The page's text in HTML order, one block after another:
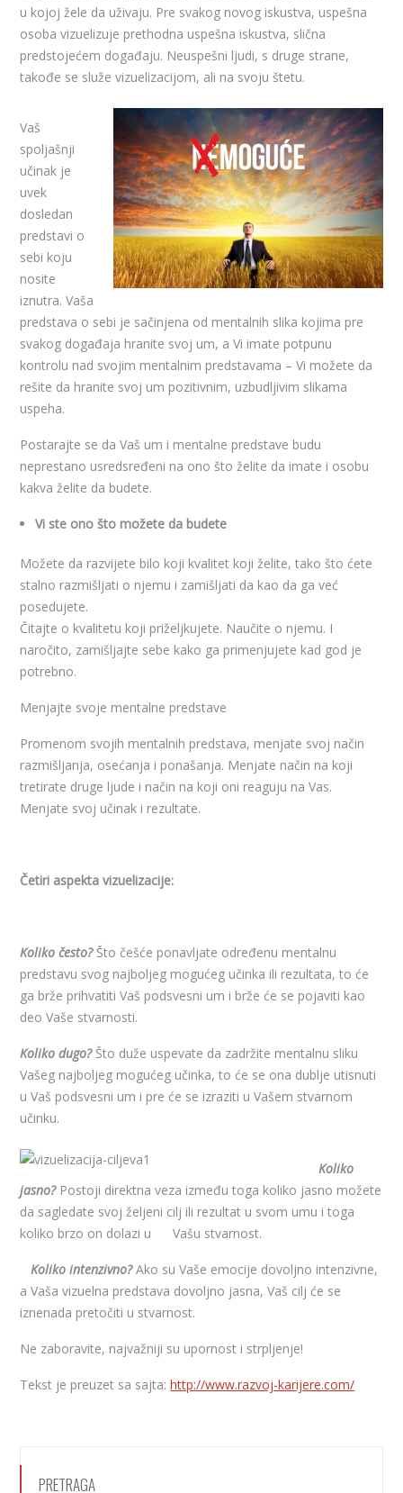
u kojoj žele da uživaju. Pre svakog novog iskustva, uspešna
osoba vizuelizuje prethodna uspešna iskustva, slična
predstojećem događaju. Neuspešni ljudi, s druge strane,
takođe se služe vizuelizacijom, ali na svoju štetu.
Vaš
spoljašnji
učinak je
uvek
dosledan
predstavi o
sebi koju
nosite
iznutra. Vaša
predstava o sebi je sačinjena od mentalnih slika kojima pre
svakog događaja hranite svoj um, a Vi imate potpunu
kontrolu nad svojim mentalnim predstavama – Vi možete da
rešite da hranite svoj um pozitivnim, uzbudljivim slikama
uspeha.
Postarajte se da Vaš um i mentalne predstave budu
neprestano usredsređeni na ono što želite da imate i osobu
kakva želite da budete.
Vi ste ono što možete da budete
Možete da razvijete bilo koji kvalitet koji želite, tako što ćete
stalno razmišljati o njemu i zamišljati da kao da ga već
posedujete.
Čitajte o kvalitetu koji priželjkujete. Naučite o njemu. I
naročito, zamišljajte sebe kako ga primenjujete kad god je
potrebno.
Menjajte svoje mentalne predstave
Promenom svojih mentalnih predstava, menjate svoj način
razmišljanja, osećanja i ponašanja. Menjate način na koji
tretirate druge ljude i način na koji oni reaguju na Vas.
Menjate svoj učinak i rezultate.
Četiri aspekta vizuelizacije:
Koliko često?Što češće ponavljate određenu mentalnu
predstavu svog najboljeg mogućeg učinka ili rezultata, to će
ga brže prihvatiti Vaš podsvesni um i brže će se pojaviti kao
deo Vaše stvarnosti.
Koliko dugo?Što duže uspevate da zadržite mentalnu sliku
Vašeg najboljeg mogućeg učinka, to će se ona dublje utisnuti
u Vaš podsvesni um i pre će se izraziti u Vašem stvarnom
učinku.
Koliko
jasno?Postoji direktna veza između toga koliko jasno možete
da sagledate svoj željeni cilj ili rezultat u svom umu i toga
koliko brzo on dolazi u Vašu stvarnost.
Koliko intenzivno?Ako su Vaše emocije dovoljno intenzivne,
a Vaša vizuelna predstava dovoljno jasna, Vaš cilj će se
iznenada pretočiti u stvarnost.
Ne zaboravite, najvažniji su upornost i strpljenje!
Tekst je preuzet sa sajta:http://www.razvoj-karijere.com/
PRETRAGA